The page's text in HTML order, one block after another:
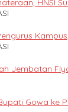
HNSI
Jembatan
Gowa ke